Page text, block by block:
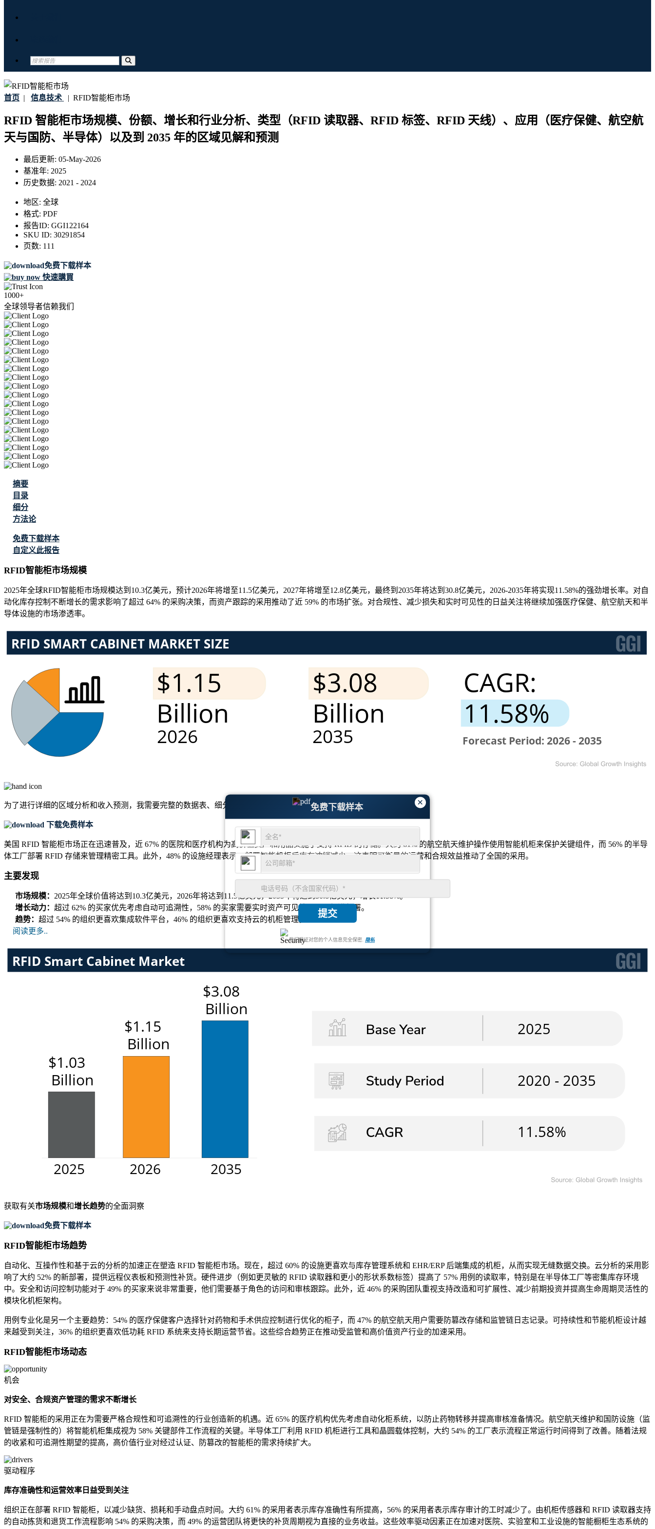
首页 | 信息技术 | RFID智能柜市场
RFID 智能柜市场规模、份额、增长和行业分析、类型（RFID 读取器、RFID 标签、RFID 天线）、应用（医疗保健、航空航
天与国防、半导体）以及到 2035 年的区域见解和预测
最后更新: 05-May-2026
基准年: 2025
历史数据: 2021 - 2024
地区: 全球
格式: PDF
报告ID: GGI122164
SKU ID: 30291854
页数: 111
免费下载样本
快速購買
1000+
全球领导者信赖我们
×
免费下载样本
提交
我们保证对您的个人信息完全保密. 隐私
摘要
目录
细分
方法论
免费下载样本
自定义此报告
RFID智能柜市场规模
2025年全球RFID智能柜市场规模达到10.3亿美元，预计2026年将增至11.5亿美元，2027年将增至12.8亿美元，最终到2035年将达到30.8亿美元，2026-2035年将实现11.58%的强劲增长率。对自
动化库存控制不断增长的需求影响了超过 64% 的采购决策，而资产跟踪的采用推动了近 59% 的市场扩张。对合规性、减少损失和实时可见性的日益关注将继续加强医疗保健、航空航天和半
导体设施的市场渗透率。
为了进行详细的区域分析和收入预测，我需要完整的数据表、细分市场分析和竞争格局。
下载免费样本
美国 RFID 智能柜市场正在迅速普及，近 67% 的医院和医疗机构为高价值资产和用品实施了支持 RFID 的存储。大约 61% 的航空航天维护操作使用智能机柜来保护关键组件，而 56% 的半导
体工厂部署 RFID 存储来管理精密工具。此外，48% 的设施经理表示，部署智能机柜后库存冲销减少，这表明可衡量的运营和合规效益推动了全国的采用。
主要发现
市场规模： 2025年全球价值将达到10.3亿美元，2026年将达到11.5亿美元，2035年将达到30.8亿美元，增长11.58%。
增长动力： 超过 62% 的买家优先考虑自动可追溯性，58% 的买家需要实时资产可见性，从而促进部署。
趋势： 超过 54% 的组织更喜欢集成软件平台，46% 的组织更喜欢支持云的机柜管理。
阅读更多..
获取有关市场规模和增长趋势的全面洞察
免费下载样本
RFID智能柜市场趋势
自动化、互操作性和基于云的分析的加速正在塑造 RFID 智能柜市场。现在，超过 60% 的设施更喜欢与库存管理系统和 EHR/ERP 后端集成的机柜，从而实现无缝数据交换。云分析的采用影
响了大约 52% 的新部署，提供远程仪表板和预测性补货。硬件进步（例如更灵敏的 RFID 读取器和更小的形状系数标签）提高了 57% 用例的读取率，特别是在半导体工厂等密集库存环境
中。安全和访问控制功能对于 49% 的买家来说非常重要，他们需要基于角色的访问和审核跟踪。此外，近 46% 的采购团队重视支持改造和可扩展性、减少前期投资并提高生命周期灵活性的
模块化机柜架构。
用例专业化是另一个主要趋势：54% 的医疗保健客户选择针对药物和手术供应控制进行优化的柜子，而 47% 的航空航天用户需要防篡改存储和监管链日志记录。可持续性和节能机柜设计越
来越受到关注，36% 的组织更喜欢低功耗 RFID 系统来支持长期运营节省。这些综合趋势正在推动受监管和高价值资产行业的加速采用。
RFID智能柜市场动态
机会
对安全、合规资产管理的需求不断增长
RFID 智能柜的采用正在为需要严格合规性和可追溯性的行业创造新的机遇。近 65% 的医疗机构优先考虑自动化柜系统，以防止药物转移并提高审核准备情况。航空航天维护和国防设施（监
管链是强制性的）将智能机柜集成视为 58% 关键部件工作流程的关键。半导体工厂利用 RFID 机柜进行工具和晶圆载体控制，大约 54% 的工厂表示流程正常运行时间得到了改善。随着法规
的收紧和可追溯性期望的提高，高价值行业对经过认证、防篡改的智能柜的需求持续扩大。
驱动程序
库存准确性和运营效率日益受到关注
组织正在部署 RFID 智能柜，以减少缺货、损耗和手动盘点时间。大约 61% 的采用者表示库存准确性有所提高，56% 的采用者表示库存审计的工时减少了。由机柜传感器和 RFID 读取器支持
的自动拣货和退货工作流程影响 54% 的采购决策，而 49% 的运营团队将更快的补货周期视为直接的业务收益。这些效率驱动因素正在加速对医院、实验室和工业设施的智能橱柜生态系统的